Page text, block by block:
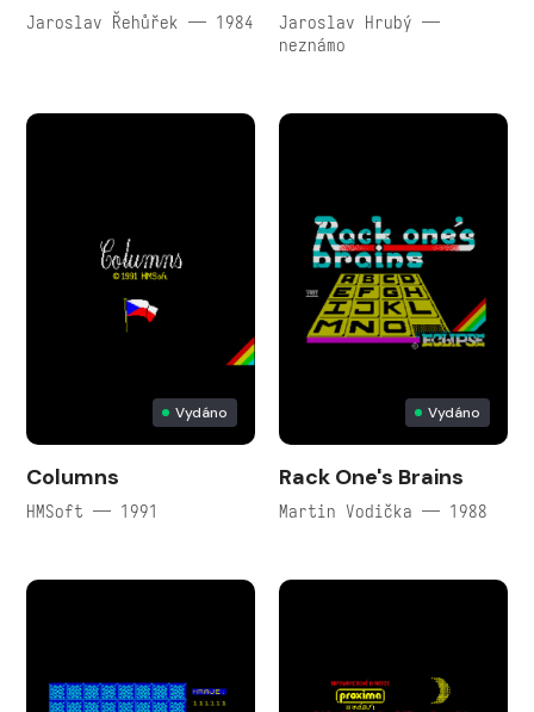
Jaroslav Řehůřek — 1984
Jaroslav Hrubý —
neznámo
Vydáno
Columns
HMSoft — 1991
Vydáno
Rack One's Brains
Martin Vodička — 1988